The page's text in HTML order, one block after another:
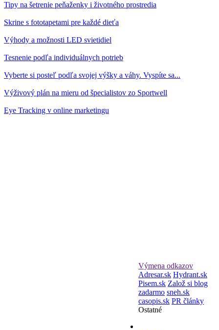
Tipy na šetrenie peňaženky i životného prostredia
Skrine s fototapetami pre každé dieťa
Výhody a možnosti LED svietidiel
Tesnenie podľa individuálnych potrieb
Vyberte si posteľ podľa svojej výšky a váhy. Vyspíte sa...
Výživový plán na mieru od špecialistov zo Sportwell
Eye Tracking v online marketingu
Výmena odkazov
Adresar.sk Hydrant.sk
Pisem.sk Založ si blog
zadarmo sneh.sk
casopis.sk PR články
Ostatné